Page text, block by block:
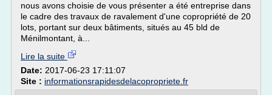
nous avons choisie de vous présenter a été entreprise dans
le cadre des travaux de ravalement d'une copropriété de 20
lots, portant sur deux bâtiments, situés au 45 bld de
Ménilmontant, à...
Lire la suite
Date: 2017-06-23 17:11:07
Site : informationsrapidesdelacopropriete.fr